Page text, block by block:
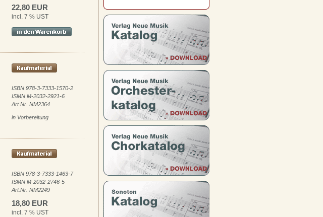
22,80 EUR
incl. 7 % UST
ISBN 978-3-7333-1570-2
ISMN M-2032-2921-6
Art.Nr. NM2364
in Vorbereitung
ISBN 978-3-7333-1463-7
ISMN M-2032-2746-5
Art.Nr. NM2249
18,80 EUR
incl. 7 % UST